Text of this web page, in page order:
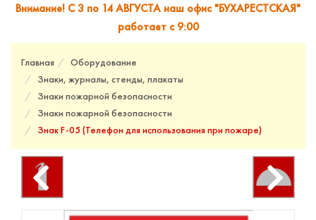
Внимание! С 3 по 14 АВГУСТА наш офис "БУХАРЕСТСКАЯ"
работает с 9:00
Главная
Оборудование
Знаки, журналы, стенды, плакаты
Знаки пожарной безопасности
Знаки пожарной безопасности
Знак F-05 (Телефон для использования при пожаре)